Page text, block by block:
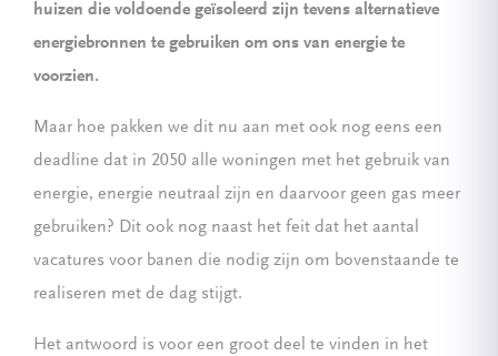
huizen die voldoende geïsoleerd zijn tevens alternatieve
energiebronnen te gebruiken om ons van energie te
voorzien.
Maar hoe pakken we dit nu aan met ook nog eens een
deadline dat in 2050 alle woningen met het gebruik van
energie, energie neutraal zijn en daarvoor geen gas meer
gebruiken? Dit ook nog naast het feit dat het aantal
vacatures voor banen die nodig zijn om bovenstaande te
realiseren met de dag stijgt.
Het antwoord is voor een groot deel te vinden in het